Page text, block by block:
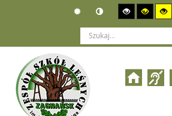
Jesteś tutaj: Prawne podstawy działania